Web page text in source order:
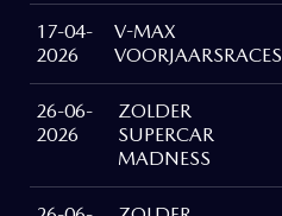
17-04-
2026
V-MAX
VOORJAARSRACES
26-06-
2026
ZOLDER
SUPERCAR
MADNESS